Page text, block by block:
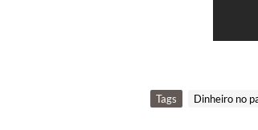
Tags Dinheiro no